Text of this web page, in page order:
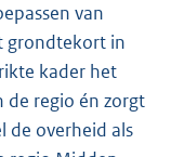
van
grondtekort in
kader het
de regio én zorgt
de overheid als